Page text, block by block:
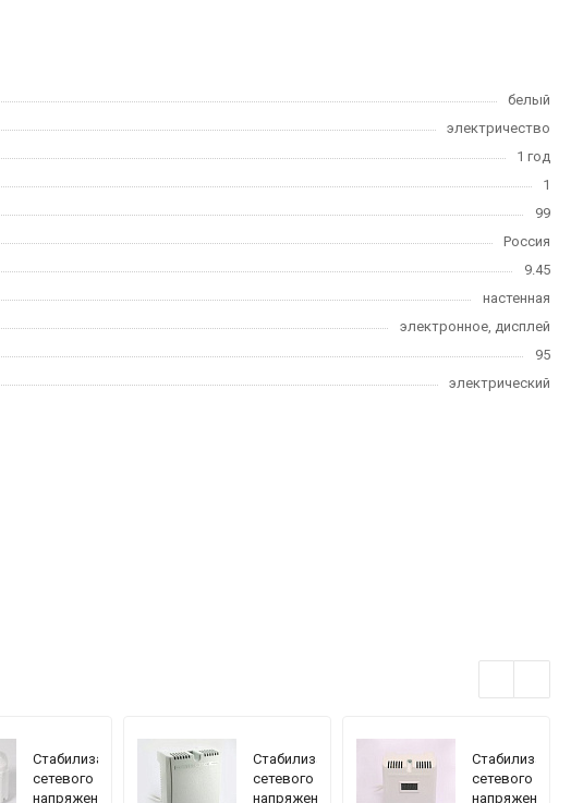
белый
электричество
1 год
1
99
Россия
9.45
настенная
электронное, дисплей
95
электрический
Стабилизатор
сетевого
напряжения
Стабилизатор
сетевого
напряжения
Стабилизатор
сетевого
напряжения